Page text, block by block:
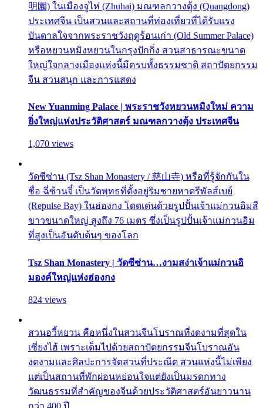
明園) ในเมืองจูไห่ (Zhuhai) มณฑลกวางตุ้ง (Quangdong)
ประเทศจีน เป็นสวนและสถานที่ท่องเที่ยวที่ได้รับแรง
บันดาลใจจากพระราชวังฤดูร้อนเก่า (Old Summer Palace)
หรือหยวนหมิงหยวนในกรุงปักกิ่ง สวนสาธารณะขนาด
ใหญ่ใจกลางเมืองแห่งนี้มีครบทั้งธรรมชาติ สถาปัตยกรรม
จีน สวนสนุก และการแสดง
New Yuanming Palace | พระราชวังหยวนหมิงใหม่ ความ
ยิ่งใหญ่แห่งประวัติศาสตร์ มณฑลกวางตุ้ง ประเทศจีน
1,070 views
วัดซีซ่าน (Tsz Shan Monastery / 慈山寺) หรือที่รู้จักกันใน
ชื่อ ฉี่ซ้านจี๋ เป็นวัดพุทธที่ตั้งอยู่ริมชายหาดรีพัลส์เบย์
(Repulse Bay) ในฮ่องกง โดดเด่นด้วยรูปปั้นเจ้าแม่กวนอิมสี
ขาวขนาดใหญ่ สูงถึง 76 เมตร ซึ่งเป็นรูปปั้นเจ้าแม่กวนอิม
ที่สูงเป็นอันดับต้นๆ ของโลก
Tsz Shan Monastery | วัดซีซ่าน…งามสง่าเจ้าแม่กวนอิ
มองค์ใหญ่แห่งฮ่องกง
824 views
สวนอวี้หยวน คือหนึ่งในสวนจีนโบราณที่งดงามที่สุดใน
เซี่ยงไฮ้ เพราะเต็มไปด้วยสถาปัตยกรรมจีนโบราณอัน
งดงามและศิลปะการจัดสวนที่ประณีต สวนแห่งนี้ไม่เพียง
แต่เป็นสถานที่พักผ่อนหย่อนใจแต่ยังเป็นมรดกทาง
วัฒนธรรมที่สำคัญของจีนด้วยประวัติศาสตร์อันยาวนาน
กว่า 400 ปี